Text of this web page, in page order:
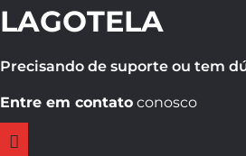
LAGOTELA
Precisando de suporte ou tem
Entre em contato conosco